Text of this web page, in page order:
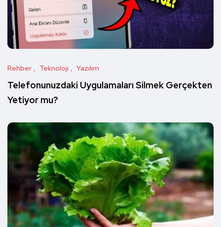
Rehber Teknoloji Yazılım
Telefonunuzdaki Uygulamaları Silmek Gerçekten
Yetiyor mu?